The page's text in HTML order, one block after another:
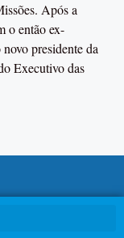
Após a
o então ex-
presidente da
Executivo das